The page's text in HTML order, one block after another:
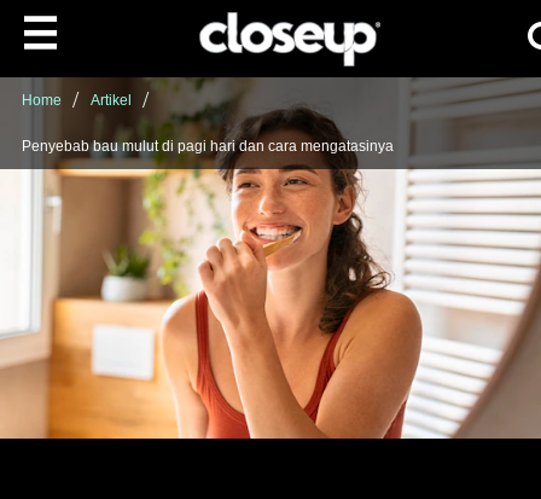
Skip to content
Home Artikel
Penyebab bau mulut di pagi hari dan cara mengatasinya